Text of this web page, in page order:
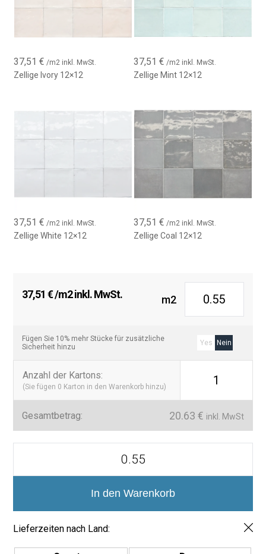
37,51€ /m2 inkl. MwSt.
Zellige Ivory 12×12
37,51 € /m2 inkl. MwSt.
Zellige Mint 12×12
37,51€ /m2 inkl. MwSt.
Zellige White 12×12
37,51 € /m2 inkl. MwSt.
Zellige Coal 12×12
37,51€/m2 inkl. MwSt. m2
Fügen Sie 10% mehr Stücke für zusätzliche
Sicherheit hinzu
Yes Nein
Anzahl der Kartons:
(Sie fügen 0 Karton in den Warenkorb hinzu) 1
Gesamtbetrag: 20.63 € inkl. MwSt
12x12
Menge
In den Warenkorb
Lieferzeiten nach Land: